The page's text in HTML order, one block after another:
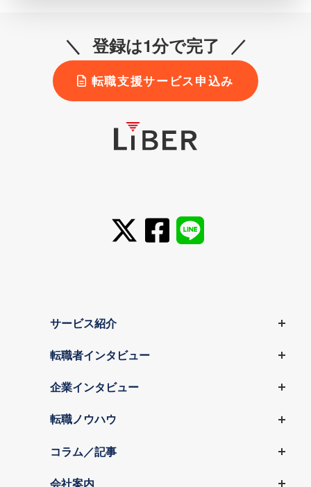
登録は1分で完了
転職支援サービス申込み
サービス紹介
転職者インタビュー
企業インタビュー
転職ノウハウ
コラム／記事
会社案内